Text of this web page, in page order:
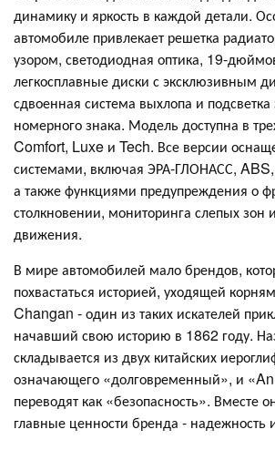
динамику и яркость в каждой детали.
автомобиле привлекает решетка
узором, светодиодная оптика, 19-
легкосплавные диски с эксклюзивным
сдвоенная система выхлопа и подсветка
номерного знака. Модель доступна в
Comfort, Luxe и Tech. Все версии
системами, включая ЭРА-ГЛОНАСС,
а также функциями предупреждения о
столкновении, мониторинга слепых зон
движения.
В мире автомобилей мало брендов,
похвастаться историей, уходящей
Changan - один из таких искателей
начавший свою историю в 1862 году.
складывается из двух китайских
означающего «долговременный», и
переводят как «безопасность». Вместе
главные ценности бренда - надежность